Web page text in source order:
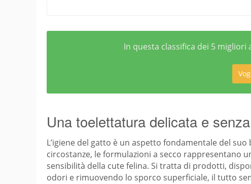
In questa classifica dei 5
Una toelettatura delicata e
L’igiene del gatto è un aspetto fondamentale del
circostanze, le formulazioni a secco rappresentano
sensibilità della cute felina. Si tratta di prodotti,
odori e rimuovendo lo sporco superficiale, il tutto